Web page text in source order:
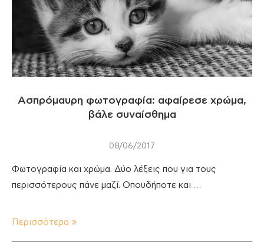
Ασπρόμαυρη φωτογραφία: αφαίρεσε χρώμα,
βάλε συναίσθημα
08/06/2017
Φωτογραφία και χρώμα. Δύο λέξεις που για τους
περισσότερους πάνε μαζί. Οπουδήποτε και …
Περισσότερα